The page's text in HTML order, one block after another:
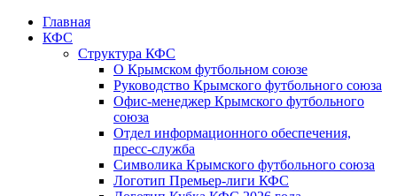
Главная
КФС
Структура КФС
О Крымском футбольном союзе
Руководство Крымского футбольного союза
Офис-менеджер Крымского футбольного
союза
Отдел информационного обеспечения,
пресс-служба
Символика Крымского футбольного союза
Логотип Премьер-лиги КФС